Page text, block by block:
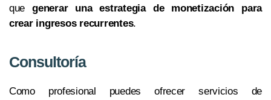
quegenerar una estrategia de monetización para
crear ingresos recurrentes.
Consultoría
Como profesional puedes ofrecer servicios de